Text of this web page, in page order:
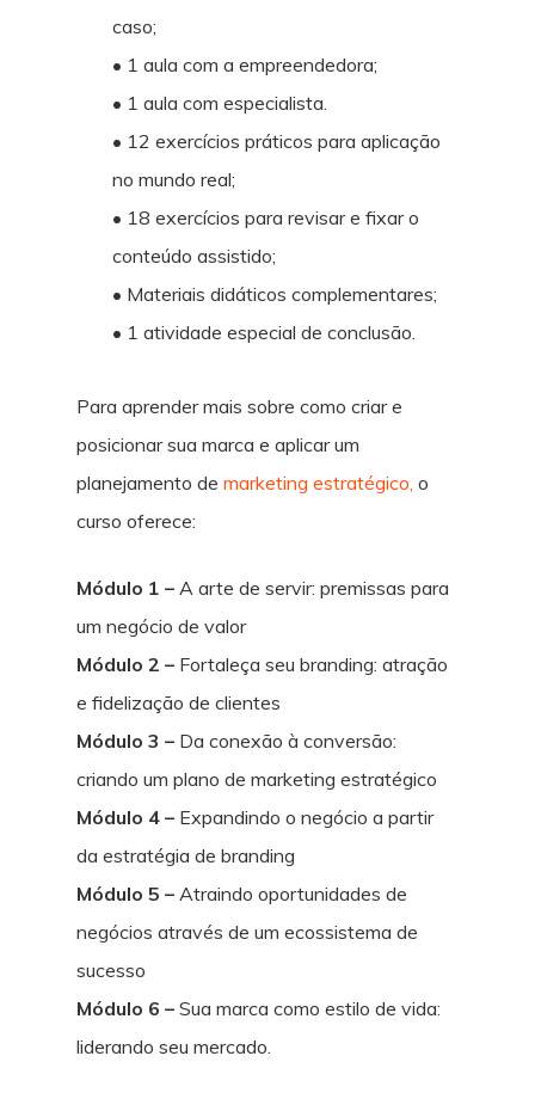
caso;
• 1 aula com a empreendedora;
• 1 aula com especialista.
• 12 exercícios práticos para aplicação
no mundo real;
• 18 exercícios para revisar e fixar o
conteúdo assistido;
• Materiais didáticos complementares;
• 1 atividade especial de conclusão.
Para aprender mais sobre como criar e
posicionar sua marca e aplicar um
planejamento de marketing estratégico, o
curso oferece:
Módulo 1 – A arte de servir: premissas para
um negócio de valor
Módulo 2 – Fortaleça seu branding: atração
e fidelização de clientes
Módulo 3 – Da conexão à conversão:
criando um plano de marketing estratégico
Módulo 4 – Expandindo o negócio a partir
da estratégia de branding
Módulo 5 – Atraindo oportunidades de
negócios através de um ecossistema de
sucesso
Módulo 6 – Sua marca como estilo de vida:
liderando seu mercado.